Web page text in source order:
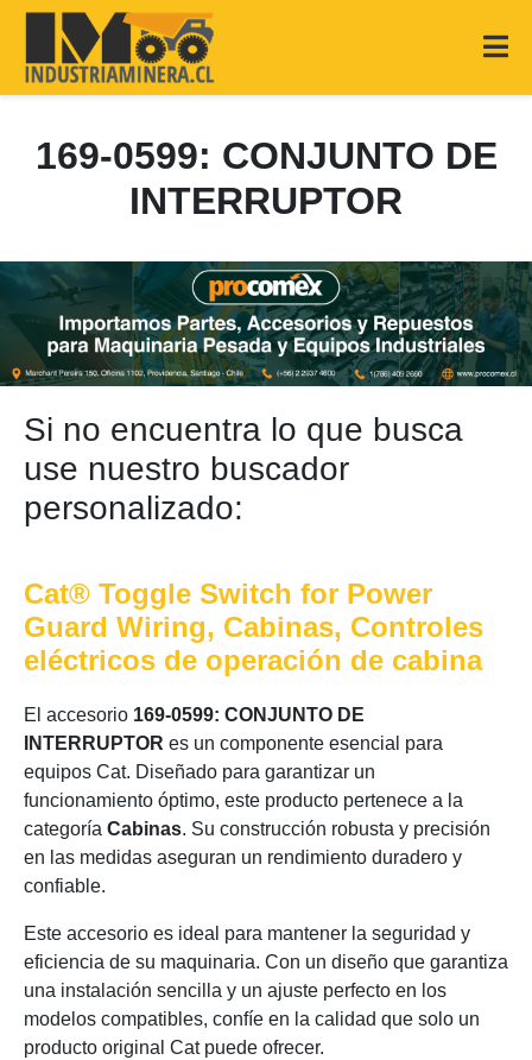
169-0599: CONJUNTO DE
INTERRUPTOR
Si no encuentra lo que busca
use nuestro buscador
personalizado:
Cat® Toggle Switch for Power
Guard Wiring, Cabinas, Controles
eléctricos de operación de cabina
El accesorio 169-0599: CONJUNTO DE
INTERRUPTOR es un componente esencial para
equipos Cat. Diseñado para garantizar un
funcionamiento óptimo, este producto pertenece a la
categoría Cabinas. Su construcción robusta y precisión
en las medidas aseguran un rendimiento duradero y
confiable.
Este accesorio es ideal para mantener la seguridad y
eficiencia de su maquinaria. Con un diseño que garantiza
una instalación sencilla y un ajuste perfecto en los
modelos compatibles, confíe en la calidad que solo un
producto original Cat puede ofrecer.